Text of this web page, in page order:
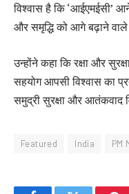
विश्वास है कि ‘आईएमईसी’
और समृद्धि को आगे बढ़ाने
उन्होंने कहा कि रक्षा और
सहयोग आपसी विश्वास का
समुद्री सुरक्षा और आतंकवाद
Featured India PM